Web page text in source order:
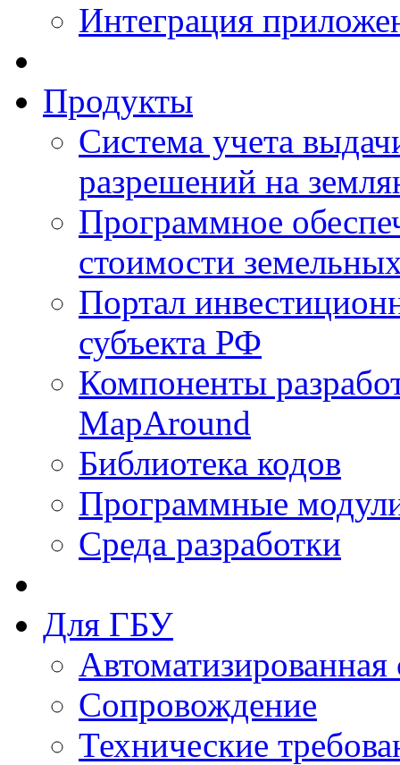
Интеграция
Продукты
Система учета
разрешений на
Программное
стоимости
Портал
субъекта РФ
Компоненты
MapAround
Библиотека кодов
Программные
Среда разработки
Для ГБУ
Сопровождение
Технические